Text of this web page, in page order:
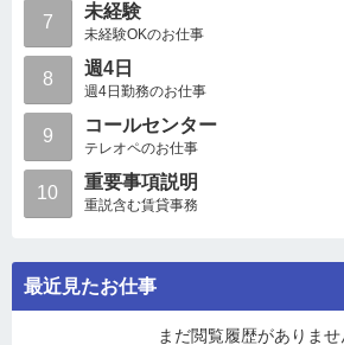
7
未経験
未経験OKのお仕事
8
週4日
週4日勤務のお仕事
9
コールセンター
テレオペのお仕事
10
重要事項説明
重説含む賃貸事務
最近見たお仕事
まだ閲覧履歴がありませ